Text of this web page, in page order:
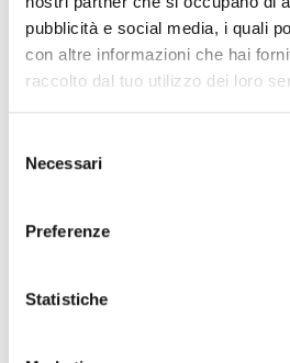
pubblicità e social media, i quali
con altre informazioni che hai
raccolto dal tuo utilizzo dei loro
delNecessari
Preferenze
Statistiche
Accessori Basi EB00 -
Accessori per test dei
Accessori rivelatori Enea
Accessori Senseware
Accessori Serie Industrial
Air2-Aria/W